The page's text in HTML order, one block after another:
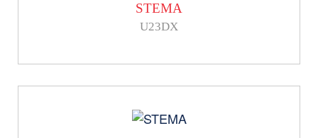
STEMA
U23DX